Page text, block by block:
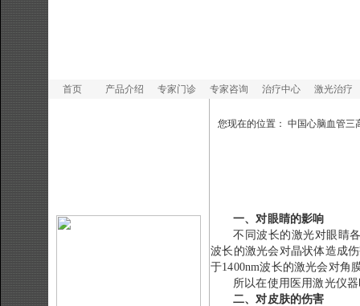
首页 产品介绍 专家门诊 专家咨询 治疗中心 激光治疗
您现在的位置： 中国心脑血管三
一、对眼睛的影响
不同波长的激光对眼睛
波长的激光会对晶状体造成
于1400nm波长的激光会对角
所以在使用医用激光仪
二、对皮肤的伤害